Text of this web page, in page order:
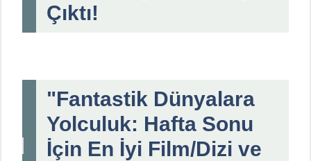
Çıktı!
"Fantastik Dünyalara
Yolculuk: Hafta Sonu
İçin En İyi Film/Dizi ve